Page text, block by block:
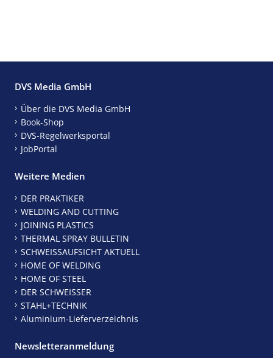
DVS Media GmbH
Über die DVS Media GmbH
Book-Shop
DVS-Regelwerksportal
JobPortal
Weitere Medien
DER PRAKTIKER
WELDING AND CUTTING
JOINING PLASTICS
THERMAL SPRAY BULLETIN
SCHWEISSAUFSICHT AKTUELL
HOME OF WELDING
HOME OF STEEL
DER SCHWEISSER
STAHL+TECHNIK
Aluminium-Lieferverzeichnis
Newsletteranmeldung